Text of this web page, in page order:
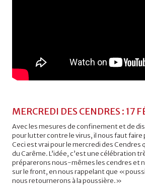
MERCREDI DES CENDRES : 17
Avec les mesures de confinement et de
pour lutter contre le virus, il nous faut faire
Ceci est vrai pour le mercredi des Cendres
du Carême. L’idée, c’est une célébration
préparerons nous-mêmes les cendres et
sur le front, en nous rappelant que
nous retournerons à la poussière.»